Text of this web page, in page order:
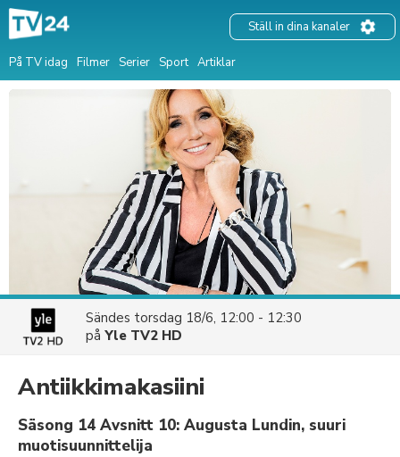
På TV idag Filmer Serier Sport Artiklar
Ställ in dina kanaler
Sändes torsdag 18/6, 12:00 - 12:30
på Yle TV2 HD
Antiikkimakasiini
Säsong 14 Avsnitt 10: Augusta Lundin, suuri
muotisuunnittelija